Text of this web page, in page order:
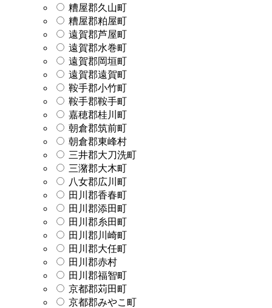
糟屋郡久山町
糟屋郡粕屋町
遠賀郡芦屋町
遠賀郡水巻町
遠賀郡岡垣町
遠賀郡遠賀町
鞍手郡小竹町
鞍手郡鞍手町
嘉穂郡桂川町
朝倉郡筑前町
朝倉郡東峰村
三井郡大刀洗町
三潴郡大木町
八女郡広川町
田川郡香春町
田川郡添田町
田川郡糸田町
田川郡川崎町
田川郡大任町
田川郡赤村
田川郡福智町
京都郡苅田町
京都郡みやこ町